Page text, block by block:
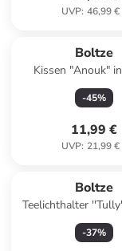
UVP: 46,99 €
Boltze
Kissen "Anouk"
Grün/ Pink - (L)45 x
-45%
11,99 €
UVP: 21,99 €
Boltze
Teelichthalter
(H)22 cm
-37%